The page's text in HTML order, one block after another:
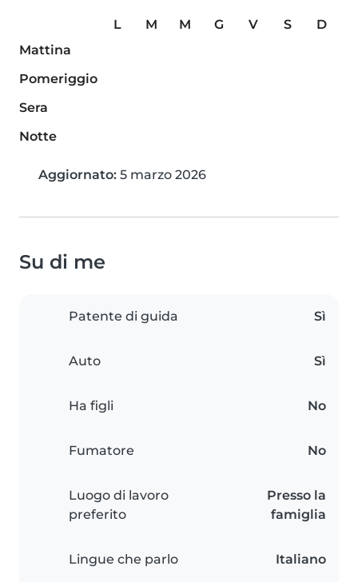
L M M G V S
D
Mattina
Pomeriggio
Sera
Notte
Aggiornato: 5 marzo 2026
Su di me
Patente di guida Sì
Auto Sì
Ha figli No
Fumatore No
Luogo di lavoro
preferito
Presso la
famiglia
Lingue che parlo Italiano